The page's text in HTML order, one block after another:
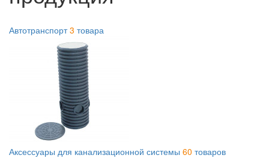
Автотранспорт 3 товара
Аксессуары для канализационной системы 60 товаров